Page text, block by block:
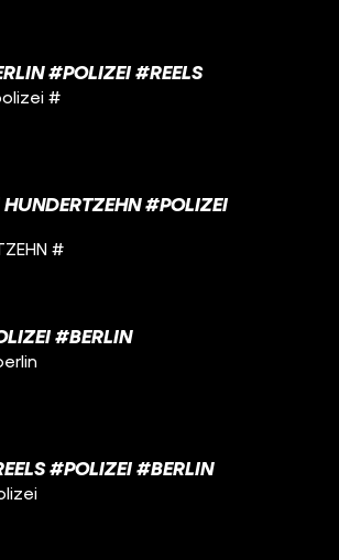
#POLIZEI #REELS
#
HUNDERTZEHN #POLIZEI
#
#BERLIN
#POLIZEI #BERLIN